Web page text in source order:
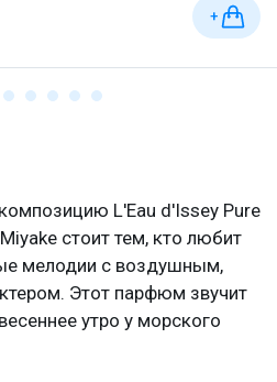
+
L'Eau d'Issey Pure
стоит тем, кто любит
мелодии с воздушным,
Этот парфюм звучит
утро у морского